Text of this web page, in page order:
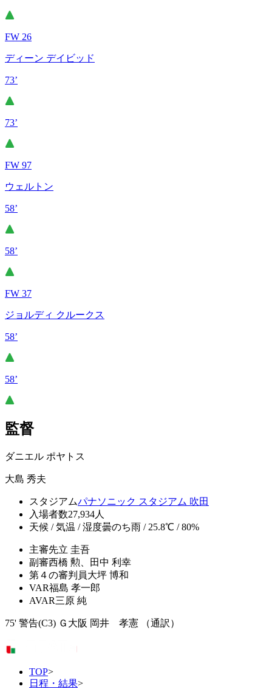
FW 26
ディーン デイビッド
73’
73’
FW 97
ウェルトン
58’
58’
FW 37
ジョルディ クルークス
58’
58’
監督
ダニエル ポヤトス
大島 秀夫
スタジアムパナソニック スタジアム 吹田
入場者数27,934人
天候 / 気温 / 湿度曇のち雨 / 25.8℃ / 80%
主審先立 圭吾
副審西橋 勲、田中 利幸
第４の審判員大坪 博和
VAR福島 孝一郎
AVAR三原 純
75' 警告(C3) Ｇ大阪 岡井 孝憲 （通訳）
TOP>
日程・結果>